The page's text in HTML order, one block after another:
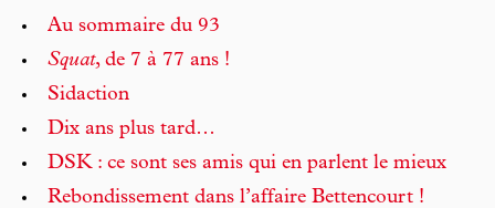
Au sommaire du 93
Squat, de 7 à 77 ans !
Sidaction
Dix ans plus tard…
DSK : ce sont ses amis qui en parlent le mieux
Rebondissement dans l’affaire Bettencourt !